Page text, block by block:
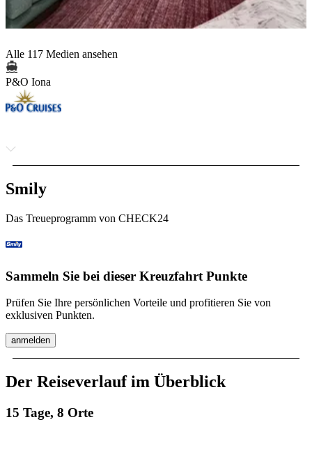
Alle 117 Medien ansehen
P&O Iona
Smily
Das Treueprogramm von CHECK24
Sammeln Sie bei dieser Kreuzfahrt Punkte
Prüfen Sie Ihre persönlichen Vorteile und profitieren Sie von
exklusiven Punkten.
anmelden
Der Reiseverlauf im Überblick
15 Tage, 8 Orte